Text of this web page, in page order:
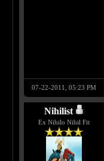
07-22-2011, 05:23 PM
Nihilist
Ex Nihilo Nihil Fit